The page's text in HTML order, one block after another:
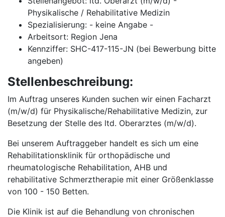
Physikalische / Rehabilitative Medizin
Spezialisierung: - keine Angabe -
Arbeitsort: Region Jena
Kennziffer: SHC-417-115-JN (bei Bewerbung bitte
angeben)
Stellenbeschreibung:
Im Auftrag unseres Kunden suchen wir einen Facharzt
(m/w/d) für Physikalische/Rehabilitative Medizin, zur
Besetzung der Stelle des ltd. Oberarztes (m/w/d).
Bei unserem Auftraggeber handelt es sich um eine
Rehabilitationsklinik für orthopädische und
rheumatologische Rehabilitation, AHB und
rehabilitative Schmerztherapie mit einer Größenklasse
von 100 - 150 Betten.
Die Klinik ist auf die Behandlung von chronischen